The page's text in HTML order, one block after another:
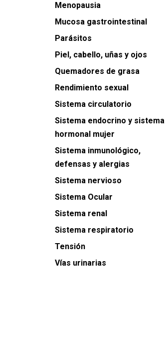
Menopausia
Mucosa gastrointestinal
Parásitos
Piel, cabello, uñas y ojos
Quemadores de grasa
Rendimiento sexual
Sistema circulatorio
Sistema endocrino y sistema
hormonal mujer
Sistema inmunológico,
defensas y alergias
Sistema nervioso
Sistema Ocular
Sistema renal
Sistema respiratorio
Tensión
Vías urinarias